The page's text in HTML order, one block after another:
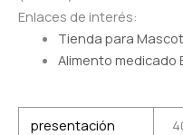
Enlaces de interés:
Tienda para
Alimento medicado
presentación